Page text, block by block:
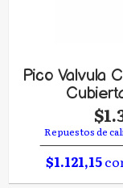
Pico Valvula
Repuestos de
$1.121,15